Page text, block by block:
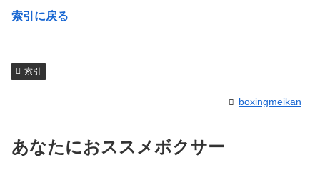
索引に戻る
索引
boxingmeikan
あなたにおススメボクサー